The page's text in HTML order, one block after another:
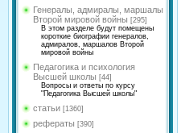
Генералы, адмиралы, маршалы
Второй мировой войны [295]
В этом разделе будут помещены
короткие биографии генералов,
адмиралов, маршалов Второй
мировой войны
Педагогика и психология
Высшей школы [44]
Вопросы и ответы по курсу
"Педагогика Высшей школы"
статьи [1360]
рефераты [390]